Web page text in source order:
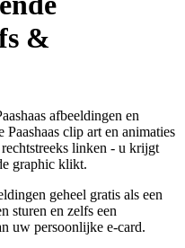
&
afbeeldingen en
clip art en animaties
linken - u krijgt
graphic klikt.
geheel gratis als een
sturen en zelfs een
uw persoonlijke e-card.